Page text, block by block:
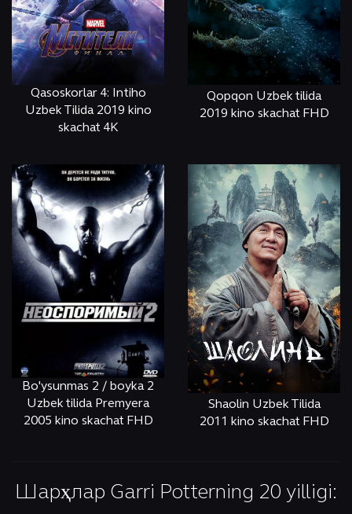
Qasoskorlar 4: Intiho
Uzbek Tilida 2019 kino
skachat 4K
Qopqon Uzbek tilida
2019 kino skachat FHD
Bo'ysunmas 2 / boyka 2
Uzbek tilida Premyera
2005 kino skachat FHD
Shaolin Uzbek Tilida
2011 kino skachat FHD
Шарҳлар Garri Potterning 20 yilligi: